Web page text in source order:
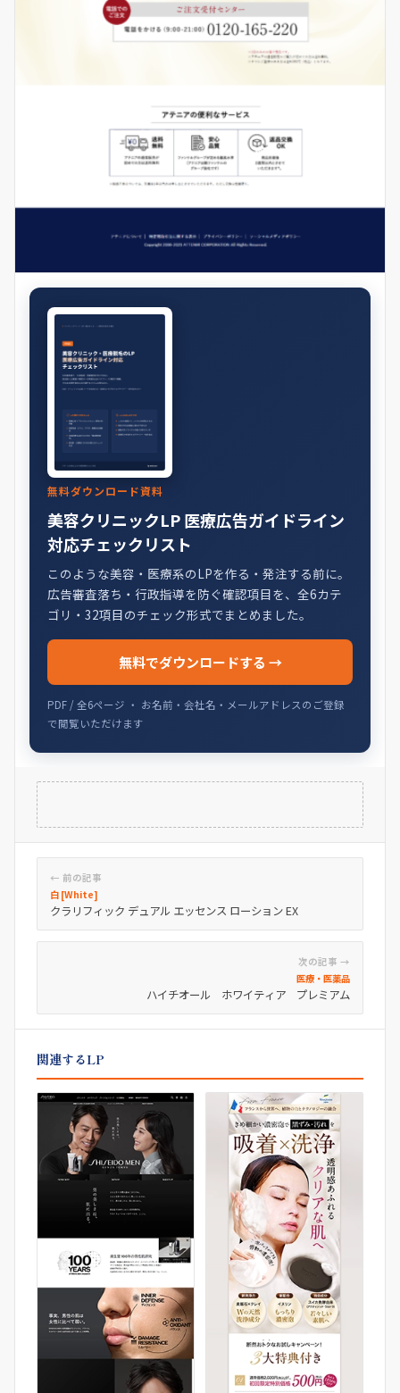
無料ダウンロード資料
美容クリニックLP 医療広告ガイドライン
対応チェックリスト
このような美容・医療系のLPを作る・発注する前に。
広告審査落ち・行政指導を防ぐ確認項目を、全6カテ
ゴリ・32項目のチェック形式でまとめました。
無料でダウンロードする →
PDF / 全6ページ ・ お名前・会社名・メールアドレスのご登録
で閲覧いただけます
← 前の記事
白 [White]
クラリフィック デュアル エッセンス ローション EX
次の記事 →
医療・医薬品
ハイチオール ホワイティア プレミアム
関連するLP